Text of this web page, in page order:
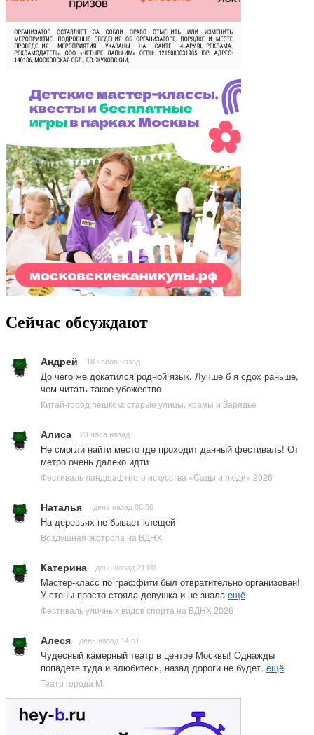
Сейчас обсуждают
Андрей 18 часов назад
До чего же докатился родной язык. Лучше б я сдох раньше,
чем читать такое убожество
Китай-город пешком: старые улицы, храмы и Зарядье
Алиса 23 часа назад
Не смогли найти место где проходит данный фестиваль! От
метро очень далеко идти
Фестиваль ландшафтного искусства «Сады и люди» 2026
Наталья день назад 06:36
На деревьях не бывает клещей
Воздушная экотропа на ВДНХ
Катерина день назад 21:00
Мастер-класс по граффити был отвратительно организован!
У стены просто стояла девушка и не знала ещё
Фестиваль уличных видов спорта на ВДНХ 2026
Алеся день назад 14:51
Чудесный камерный театр в центре Москвы! Однажды
попадете туда и влюбитесь, назад дороги не будет. ещё
Театр города М.